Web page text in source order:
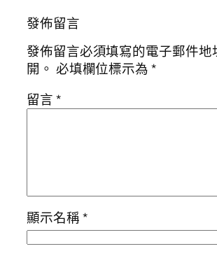
發佈留言
發佈留言必須填寫的電子郵件地
開。 必填欄位標示為*
留言*
顯示名稱*